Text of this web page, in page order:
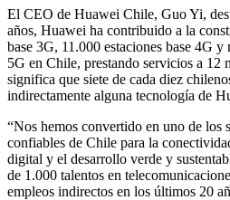
El CEO de Huawei Chile, Guo Yi,
años, Huawei ha contribuido a la
base 3G, 11.000 estaciones base 4G y
5G en Chile, prestando servicios a 12
significa que siete de cada diez
indirectamente alguna tecnología de
“Nos hemos convertido en uno de los
confiables de Chile para la
digital y el desarrollo verde y
de 1.000 talentos en
empleos indirectos en los últimos 20